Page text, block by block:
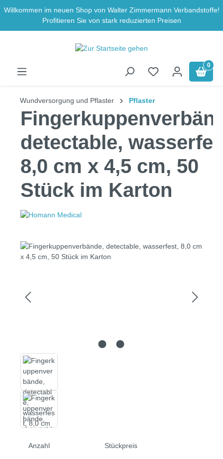
Zum Hauptinhalt springen
Willkommen im neuen Shop von Walter Zimmermann Verbandstoffe!
Profitieren Sie von stark reduzierten Preisen
0
Wundversorgung und Pflaster Pflaster
detectable,
8,0 cm x 4,5 cm, 50
Stück im Karton
Bildergalerie überspringen
Anzahl Stückpreis